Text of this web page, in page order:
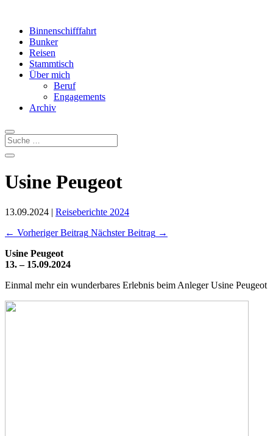
Binnenschifffahrt
Bunker
Reisen
Stammtisch
Über mich
Beruf
Engagements
Archiv
Usine Peugeot
13.09.2024 | Reiseberichte 2024
← Vorheriger Beitrag Nächster Beitrag →
Usine Peugeot
13. – 15.09.2024
Einmal mehr ein wunderbares Erlebnis beim Anleger Usine Peugeot